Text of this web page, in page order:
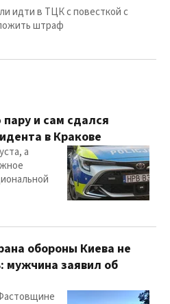
идти в ТЦК с повесткой с
штраф
и сам сдался
в Кракове
а
обороны Киева не
мужчина заявил об